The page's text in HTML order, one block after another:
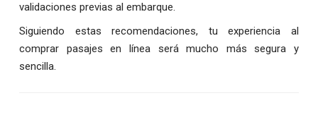
validaciones previas al embarque.
Siguiendo estas recomendaciones, tu experiencia al
comprar pasajes en línea será mucho más segura y
sencilla.